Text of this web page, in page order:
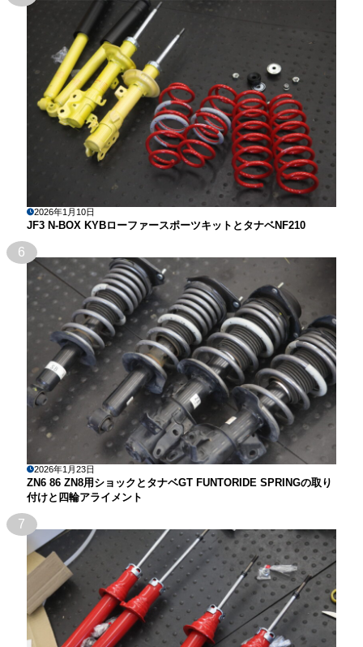
2026年1月10日
JF3 N-BOX KYBローファースポーツキットとタナベNF210
6
2026年1月23日
ZN6 86 ZN8用ショックとタナベGT FUNTORIDE SPRINGの取り
付けと四輪アライメント
7